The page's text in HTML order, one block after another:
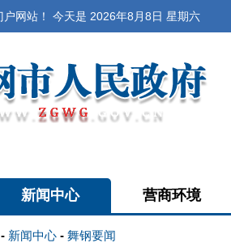
网站！ 今天是 2026年8月8日 星期六
新闻中心 营商环境
- 新闻中心 - 舞钢要闻